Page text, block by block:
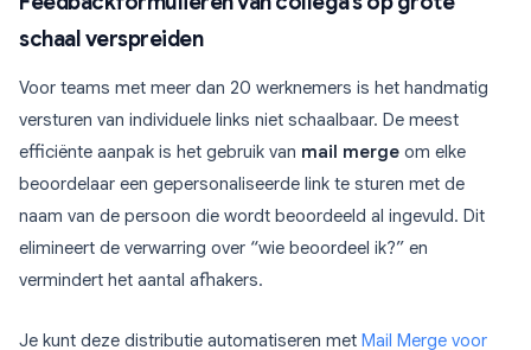
schaal verspreiden
Voor teams met meer dan 20 werknemers is het handmatig
versturen van individuele links niet schaalbaar. De meest
efficiënte aanpak is het gebruik van mail merge om elke
beoordelaar een gepersonaliseerde link te sturen met de
naam van de persoon die wordt beoordeeld al ingevuld. Dit
elimineert de verwarring over “wie beoordeel ik?” en
vermindert het aantal afhakers.
Je kunt deze distributie automatiseren met Mail Merge voor